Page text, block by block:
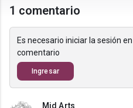
1 comentario
Es necesario iniciar la sesión
comentario
Ingresar
Mid Arts